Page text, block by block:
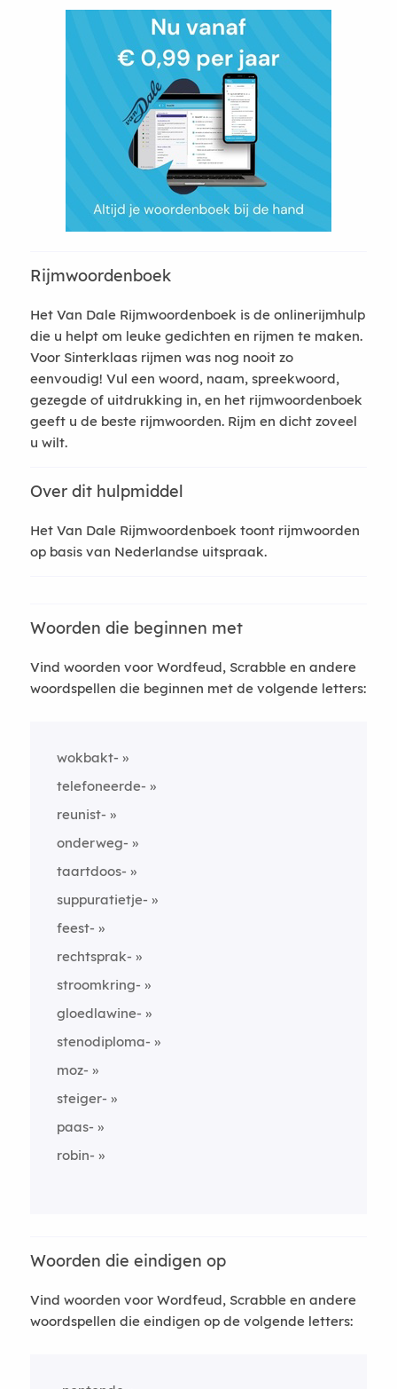
Rijmwoordenboek
Het Van Dale Rijmwoordenboek is de onlinerijmhulp
die u helpt om leuke gedichten en rijmen te maken.
Voor Sinterklaas rijmen was nog nooit zo
eenvoudig! Vul een woord, naam, spreekwoord,
gezegde of uitdrukking in, en het rijmwoordenboek
geeft u de beste rijmwoorden. Rijm en dicht zoveel
u wilt.
Over dit hulpmiddel
Het Van Dale Rijmwoordenboek toont rijmwoorden
op basis van Nederlandse uitspraak.
Woorden die beginnen met
Vind woorden voor Wordfeud, Scrabble en andere
woordspellen die beginnen met de volgende letters:
wokbakt-
telefoneerde-
reunist-
onderweg-
taartdoos-
suppuratietje-
feest-
rechtsprak-
stroomkring-
gloedlawine-
stenodiploma-
moz-
steiger-
paas-
robin-
Woorden die eindigen op
Vind woorden voor Wordfeud, Scrabble en andere
woordspellen die eindigen op de volgende letters: